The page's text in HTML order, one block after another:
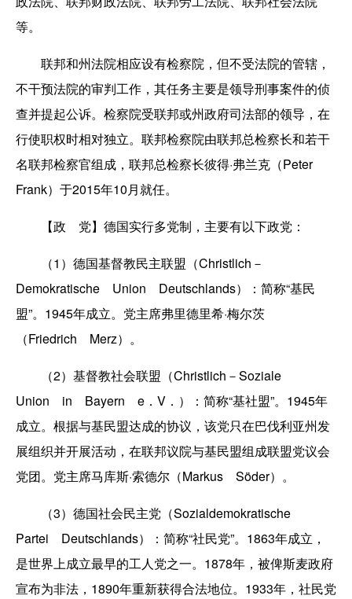
等。
联邦和州法院相应设有检察院，但不受法院的管辖，
不干预法院的审判工作，其任务主要是领导刑事案件的侦
查并提起公诉。检察院受联邦或州政府司法部的领导，在
行使职权时相对独立。联邦检察院由联邦总检察长和若干
名联邦检察官组成，联邦总检察长彼得·弗兰克（Peter
Frank）于2015年10月就任。
【政 党】德国实行多党制，主要有以下政党：
（1）德国基督教民主联盟（Christlich－
Demokratische Union Deutschlands）：简称“基民
盟”。1945年成立。党主席弗里德里希·梅尔茨
（Friedrich Merz）。
（2）基督教社会联盟（Christlich－Soziale
Union in Bayern e．V．）：简称“基社盟”。1945年
成立。根据与基民盟达成的协议，该党只在巴伐利亚州发
展组织并开展活动，在联邦议院与基民盟组成联盟党议会
党团。党主席马库斯·索德尔（Markus Söder）。
（3）德国社会民主党（Sozialdemokratische
Partei Deutschlands）：简称“社民党”。1863年成立，
是世界上成立最早的工人党之一。1878年，被俾斯麦政府
宣布为非法，1890年重新获得合法地位。1933年，社民党